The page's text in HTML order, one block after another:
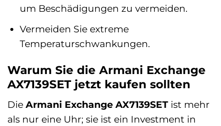
um Beschädigungen zu vermeiden.
Vermeiden Sie extreme
Temperaturschwankungen.
Warum Sie die Armani Exchange
AX7139SET jetzt kaufen sollten
Die Armani Exchange AX7139SET ist mehr
als nur eine Uhr; sie ist ein Investment in